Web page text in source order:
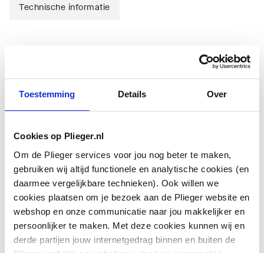
Toestemming Details Over
Cookies op Plieger.nl
Om de Plieger services voor jou nog beter te maken,
gebruiken wij altijd functionele en analytische cookies (en
daarmee vergelijkbare technieken). Ook willen we
cookies plaatsen om je bezoek aan de Plieger website en
webshop en onze communicatie naar jou makkelijker en
persoonlijker te maken. Met deze cookies kunnen wij en
derde partijen jouw internetgedrag binnen en buiten de
Technische informatie
Type
toebehoren/onderdelen
Overig
Toebehoren Nee
Onderdeel Ja